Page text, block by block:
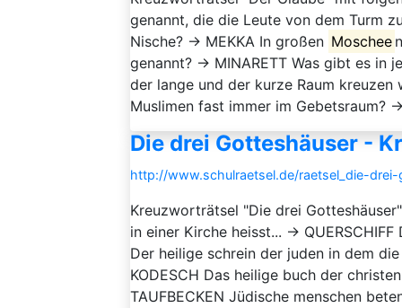
genannt, die die Leute von dem Turm
Nische? → MEKKA In großen Moschee
genannt? → MINARETT Was gibt es in
der lange und der kurze Raum
Muslimen fast immer im Gebetsraum?
Die drei Gotteshäuser -
http://www.schulraetsel.de/raetsel_die-
Kreuzworträtsel "Die drei
in einer Kirche heisst... →
Der heilige schrein der juden in dem
KODESCH Das heilige buch der
TAUFBECKEN Jüdische menschen